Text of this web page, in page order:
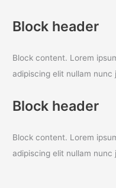
Block header
Block content. Lorem
adipiscing elit nullam
Block header
Block content. Lorem
adipiscing elit nullam